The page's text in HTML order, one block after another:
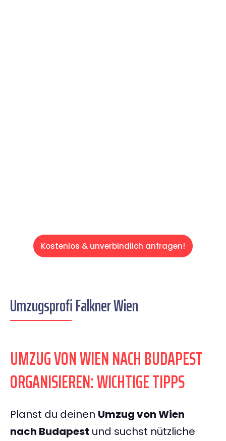
Kostenlos & unverbindlich anfragen!
Umzugsprofi Falkner Wien
UMZUG VON WIEN NACH BUDAPEST
ORGANISIEREN: WICHTIGE TIPPS
Planst du deinen Umzug von Wien
nach Budapest und suchst nützliche